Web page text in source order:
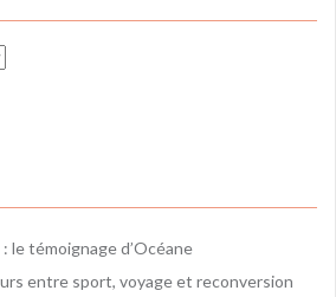
le témoignage d’Océane
entre sport, voyage et reconversion